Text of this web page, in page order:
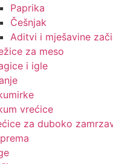
Paprika
Češnjak
Aditvi i mješavine
za meso
i igle
vrećice
za duboko